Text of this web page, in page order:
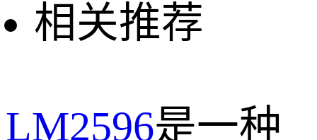
相关推荐
LM2596是一种